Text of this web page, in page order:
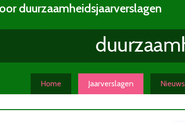
duurzaamheidsjaarverslagen
Home Jaarverslagen Nieuws